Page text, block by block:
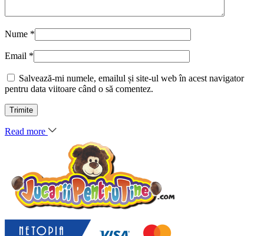
Nume *
Email *
Salvează-mi numele, emailul și site-ul web în acest navigator
pentru data viitoare când o să comentez.
Read more